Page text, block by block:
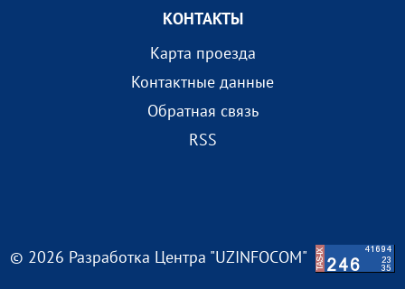
КОНТАКТЫ
Карта проезда
Контактные данные
Обратная связь
RSS
© 2026 Разработка Центра "UZINFOCOM"